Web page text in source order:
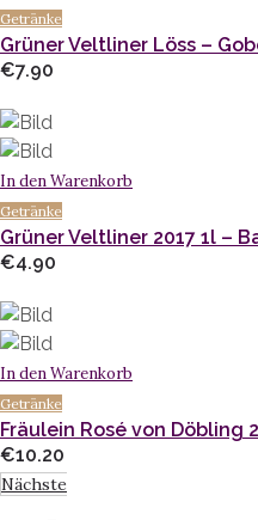
Getränke
Grüner Veltliner Löss –
€7.90
In den Warenkorb
Getränke
Grüner Veltliner 2017 1l –
€4.90
In den Warenkorb
Getränke
Fräulein Rosé von Döbling
€10.20
Nächste